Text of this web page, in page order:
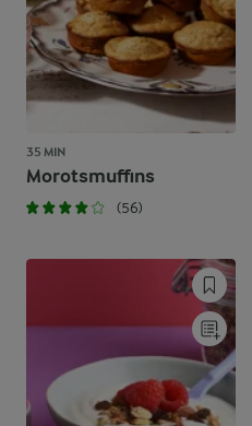
35 MIN
Morotsmuffins
(56)